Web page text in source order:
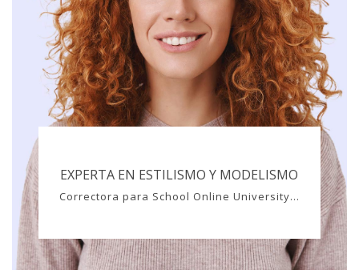
EXPERTA EN ESTILISMO Y MODELISMO
Correctora para School Online University...